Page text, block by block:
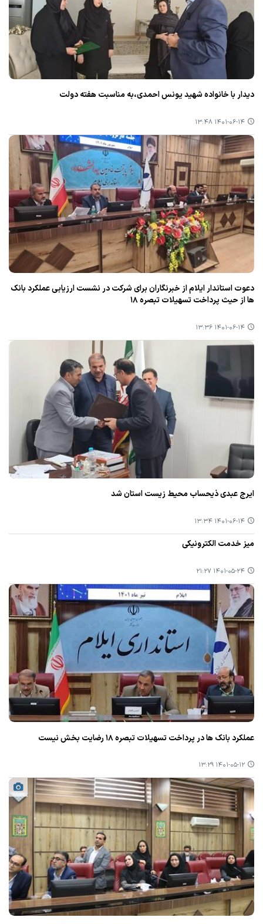
دیدار با خانواده شهید یونس احمدی،به مناسبت هفته دولت
۱۴۰۱-۰۶-۱۴ ۱۳:۴۸
دعوت استاندار ایلام از خبرنگاران برای شركت در نشست ارزیابی عملكرد بانك
ها از حیث پرداخت تسهیلات تبصره ۱۸
۱۴۰۱-۰۶-۱۴ ۱۳:۳۶
ایرج عبدی ذیحساب محیط زیست استان شد
۱۴۰۱-۰۶-۱۴ ۱۳:۳۴
میز خدمت الکترونیکی
۱۴۰۱-۰۵-۲۴ ۲۱:۲۷
عملكرد بانك ها در پرداخت تسهیلات تبصره ۱۸ رضایت بخش نیست
۱۴۰۱-۰۵-۱۲ ۱۳:۲۹